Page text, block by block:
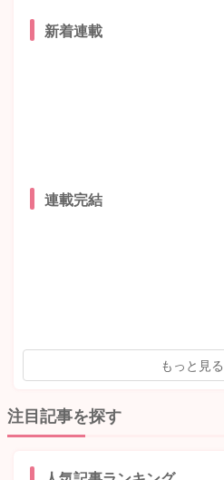
新着連載
連載完結
もっと見る
注目記事を探す